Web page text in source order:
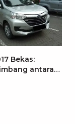
Bekas:
antara
Modern